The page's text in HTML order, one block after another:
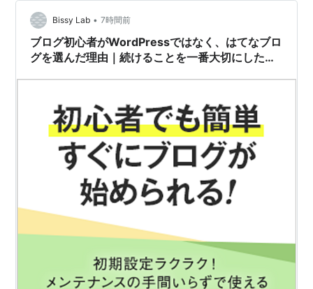
Bissy Lab • 7時間前
ブログ初心者がWordPressではなく、はてなブロ
グを選んだ理由｜続けることを一番大切にしたか